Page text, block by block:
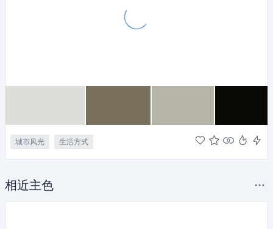
城市风光 生活方式
相近主色